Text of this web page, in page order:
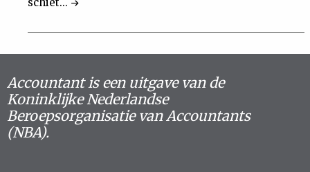
schiet...
Accountant is een uitgave van de
Koninklijke Nederlandse
Beroepsorganisatie van Accountants
(NBA).